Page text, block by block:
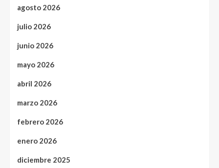
agosto 2026
julio 2026
junio 2026
mayo 2026
abril 2026
marzo 2026
febrero 2026
enero 2026
diciembre 2025